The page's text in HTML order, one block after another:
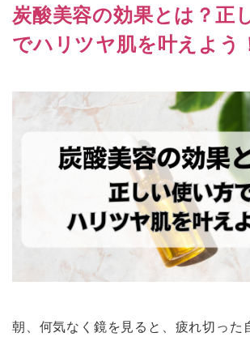
炭酸美容の効果とは？正
でハリツヤ肌を叶えよう
朝、何気なく鏡を見ると、疲れ切った